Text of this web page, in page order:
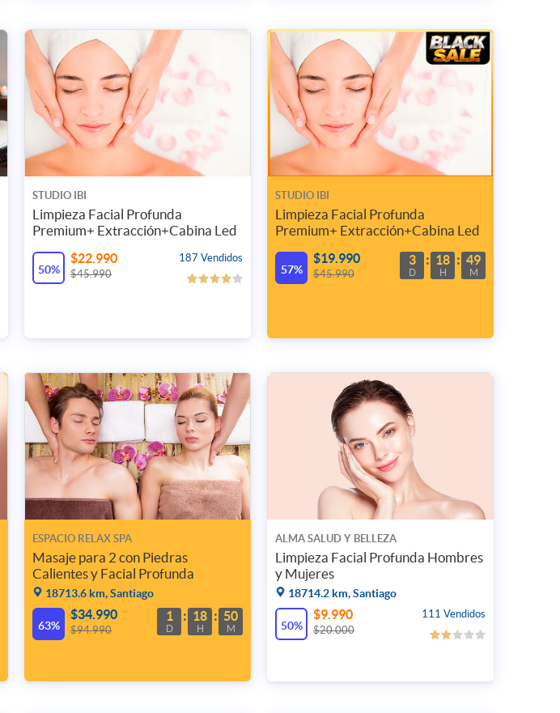
STUDIO IBI
Limpieza Facial Profunda
Premium+ Extracción+Cabina Led
50%
187 Vendidos
$22.990
$45.990
STUDIO IBI
Limpieza Facial Profunda
Premium+ Extracción+Cabina Led
57%
3
D
18
H
49
M
$19.990
$45.990
ESPACIO RELAX SPA
Masaje para 2 con Piedras
Calientes y Facial Profunda
18713.6 km, Santiago
63%
1
D
18
H
50
M
$34.990
$94.990
ALMA SALUD Y BELLEZA
Limpieza Facial Profunda Hombres
y Mujeres
18714.2 km, Santiago
50%
111 Vendidos
$9.990
$20.000